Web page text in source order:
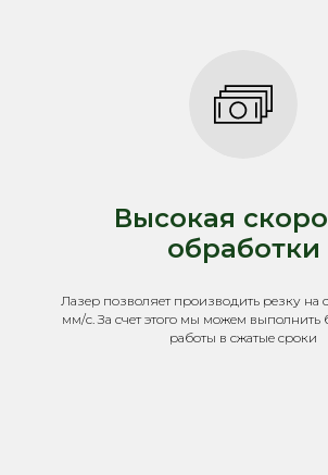
Высокая
обработки
Лазер позволяет производить резку на
мм/c. За счет этого мы можем
работы в сжатые сроки